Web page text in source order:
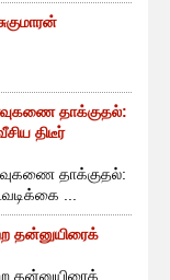
தாக்குதல்:
திடீர்
தாக்குதல்:
...
தன்னுயிரைக்
தன்னுயிரைக்